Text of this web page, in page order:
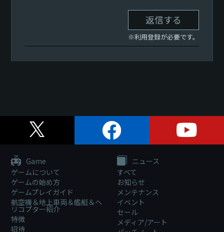
返信する
※利用登録が必要です。
Game
ゲームについて
ゲームの始め方
ゲームプレイガイド
航空機＆地上車両＆艦艇＆ヘ
リコプター紹介
特徴
招待
ニュース
すべて
お知らせ
メンテナンス
イベント
セール
メディア/アート